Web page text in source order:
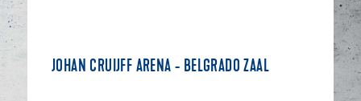
JOHAN CRUIJFF ARENA - BELGRADO ZAAL